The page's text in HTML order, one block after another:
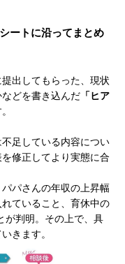
ートに沿ってまとめ
出してもらった、現状
どを書き込んだ 「ヒア
足している内容につい
修正してより実態に合
パさんの年収の上昇幅
ていること、育休中の
が判明。その上で、具
きます。